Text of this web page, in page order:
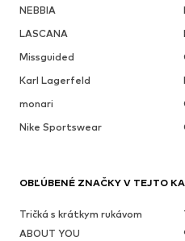
NEBBIA
LASCANA
Missguided
Karl Lagerfeld
monari
Nike Sportswear
OBĽÚBENÉ ZNAČKY V TEJTO
Tričká s krátkym rukávom
ABOUT YOU